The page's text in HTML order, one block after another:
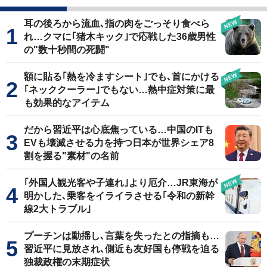
耳の後ろから流血､指の肉をごっそり食べら
れ…クマに｢猪木キック｣で応戦した36歳男性
の"数十秒間の死闘"
額に貼る｢熱を冷ますシート｣でも､首にかける
｢ネッククーラー｣でもない…熱中症対策に最
も効果的なアイテム
だから習近平は心底焦っている…中国のITも
EVも壊滅させる力を持つ日本が世界シェア8
割を握る"素材"の名前
｢外国人観光客や子連れ｣より厄介…JR東海が
明かした､乗客をイライラさせる｢令和の新幹
線2大トラブル｣
プーチンは動揺し､言葉を失ったとの指摘も…
習近平に見放され､側近も友好国も停戦を迫る
独裁政権の末期症状